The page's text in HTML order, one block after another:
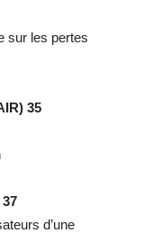
sur les pertes
35
d’une